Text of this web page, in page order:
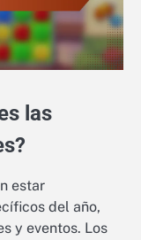
las
estar
del año,
y eventos. Los